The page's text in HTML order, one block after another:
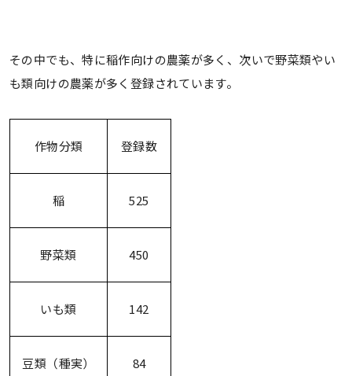
その中でも、特に稲作向けの農薬が多く、次いで野菜類やい
も類向けの農薬が多く登録されています。
作物分類 登録数
稲 525
野菜類 450
いも類 142
豆類（種実） 84